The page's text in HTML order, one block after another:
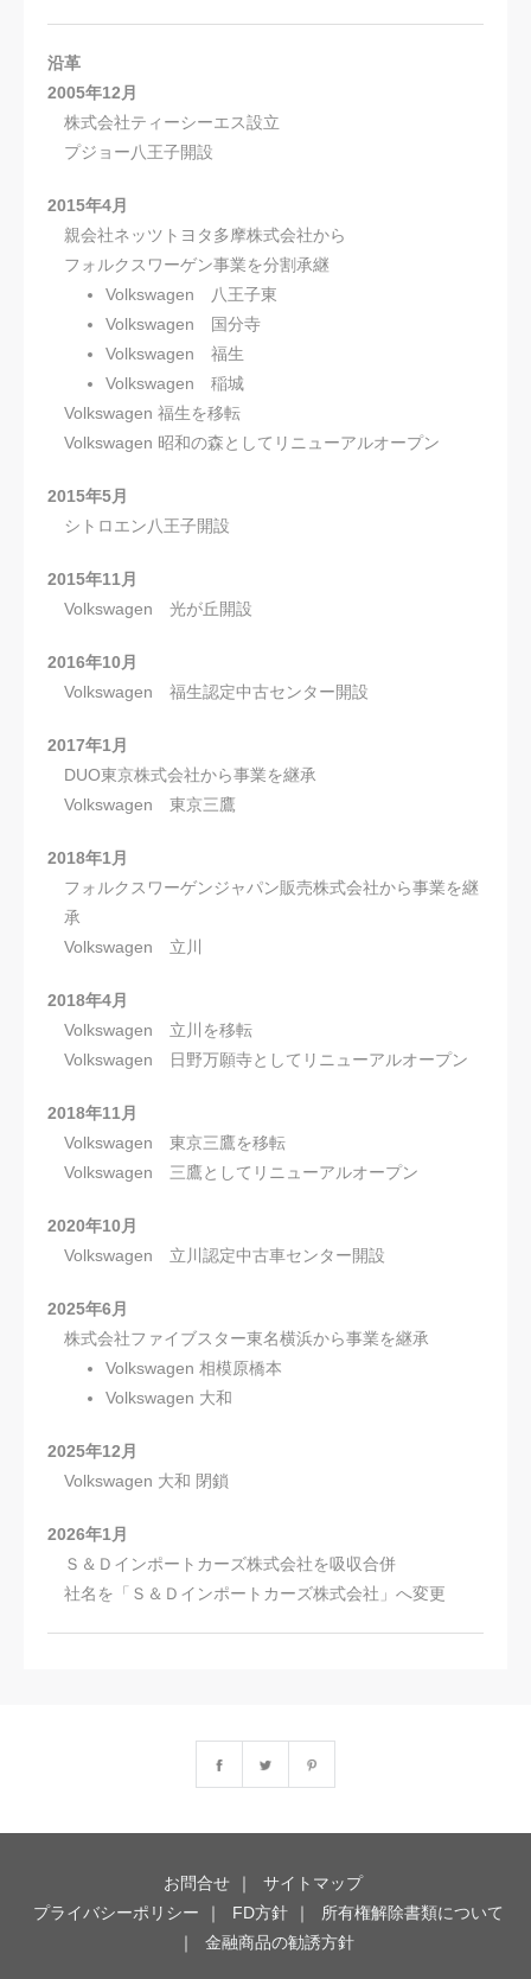
沿革
2005年12月
株式会社ティーシーエス設立
プジョー八王子開設
2015年4月
親会社ネッツトヨタ多摩株式会社から
フォルクスワーゲン事業を分割承継
Volkswagen 八王子東
Volkswagen 国分寺
Volkswagen 福生
Volkswagen 稲城
Volkswagen 福生を移転
Volkswagen 昭和の森としてリニューアルオープン
2015年5月
シトロエン八王子開設
2015年11月
Volkswagen 光が丘開設
2016年10月
Volkswagen 福生認定中古センター開設
2017年1月
DUO東京株式会社から事業を継承
Volkswagen 東京三鷹
2018年1月
フォルクスワーゲンジャパン販売株式会社から事業を継
承
Volkswagen 立川
2018年4月
Volkswagen 立川を移転
Volkswagen 日野万願寺としてリニューアルオープン
2018年11月
Volkswagen 東京三鷹を移転
Volkswagen 三鷹としてリニューアルオープン
2020年10月
Volkswagen 立川認定中古車センター開設
2025年6月
株式会社ファイブスター東名横浜から事業を継承
Volkswagen 相模原橋本
Volkswagen 大和
2025年12月
Volkswagen 大和 閉鎖
2026年1月
Ｓ＆Ｄインポートカーズ株式会社を吸収合併
社名を「Ｓ＆Ｄインポートカーズ株式会社」へ変更
お問合せ
サイトマップ
プライバシーポリシー
FD方針
所有権解除書類について
金融商品の勧誘方針